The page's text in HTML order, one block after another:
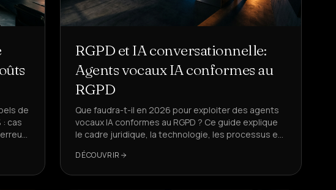
de
cas
RGPD et IA conversationnelle:
Agents vocaux IA conformes au
RGPD
Que faudra-t-il en 2026 pour exploiter des agents
vocaux IA conformes au RGPD ? Ce guide explique
le cadre juridique, la technologie, les processus et
comme solution de référence.
DÉCOUVRIR